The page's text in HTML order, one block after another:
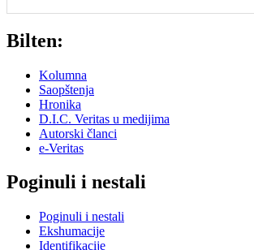
Bilten:
Kolumna
Saopštenja
Hronika
D.I.C. Veritas u medijima
Autorski članci
e-Veritas
Poginuli i nestali
Poginuli i nestali
Ekshumacije
Identifikacije